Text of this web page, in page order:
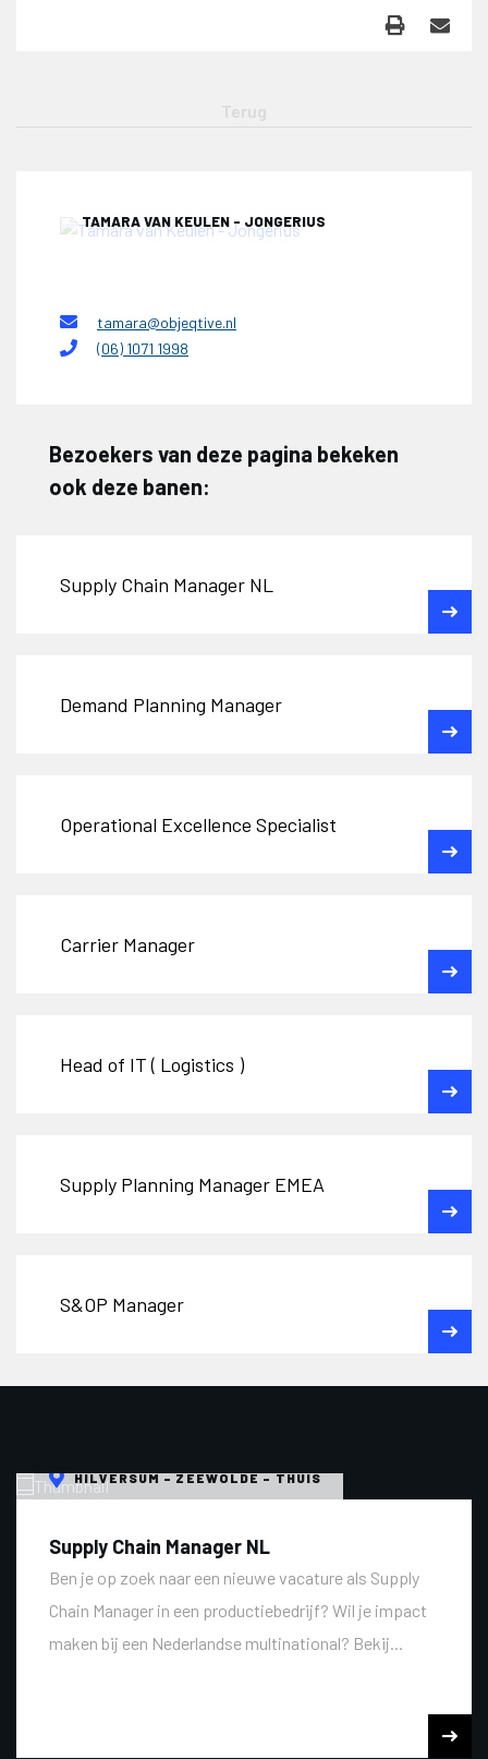
TAMARA VAN KEULEN - JONGERIUS
tamara@objeqtive.nl
(06) 1071 1998
Bezoekers van deze pagina bekeken
ook deze banen:
Supply Chain Manager NL
Demand Planning Manager
Operational Excellence Specialist
Carrier Manager
Head of IT ( Logistics )
Supply Planning Manager EMEA
S&OP Manager
HILVERSUM - ZEEWOLDE - THUIS
Supply Chain Manager NL
Ben je op zoek naar een nieuwe vacature als Supply
Chain Manager in een productiebedrijf? Wil je impact
maken bij een Nederlandse multinational? Bekij...